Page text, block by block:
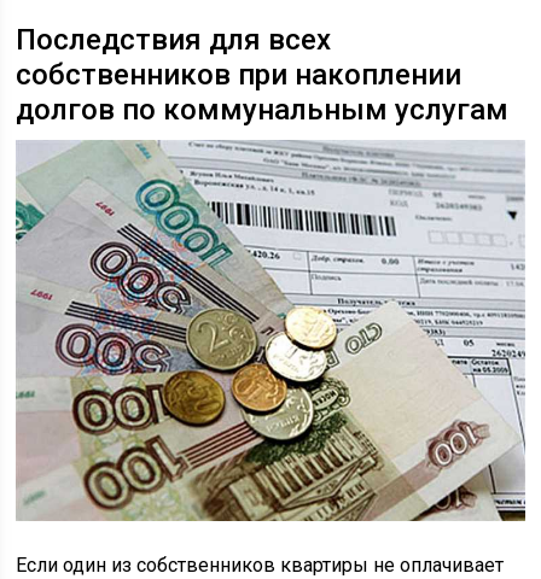
Последствия для всех
собственников при накоплении
долгов по коммунальным услугам
Если один из собственников квартиры не оплачивает